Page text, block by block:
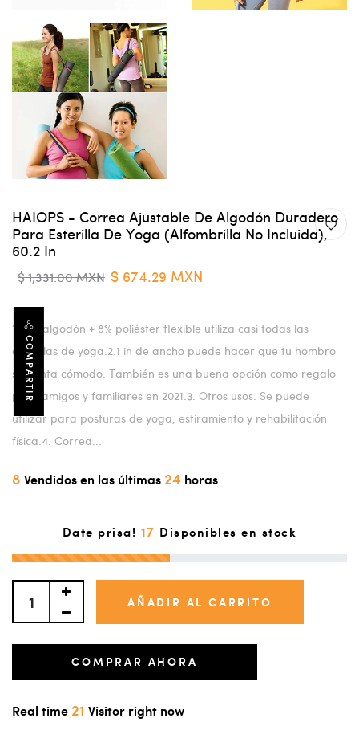
COMPARTIR
HAIOPS - Correa Ajustable De Algodón Duradero
Para Esterilla De Yoga (alfombrilla No Incluida),
60.2 In
$ 1,331.00 MXN $ 674.29 MXN
1.92% algodón + 8% poliéster flexible utiliza casi todas las
esterillas de yoga.2.1 in de ancho puede hacer que tu hombro
se sienta cómodo. También es una buena opción como regalo
para amigos y familiares en 2021.3. Otros usos. Se puede
utilizar para posturas de yoga, estiramiento y rehabilitación
física.4. Correa...
8 Vendidos en las últimas 24 horas
Date prisa! 17 Disponibles en stock
AÑADIR AL CARRITO
COMPRAR AHORA
Real time 21 Visitor right now